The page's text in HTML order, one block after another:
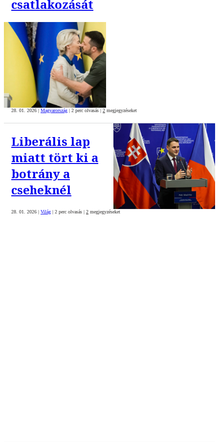
csatlakozását
28. 01. 2026 | Magyarország | 2 perc olvasás | 2 megjegyzéseket
Liberális lap
miatt tört ki a
botrány a
cseheknél
28. 01. 2026 | Világ | 2 perc olvasás | 2 megjegyzéseket